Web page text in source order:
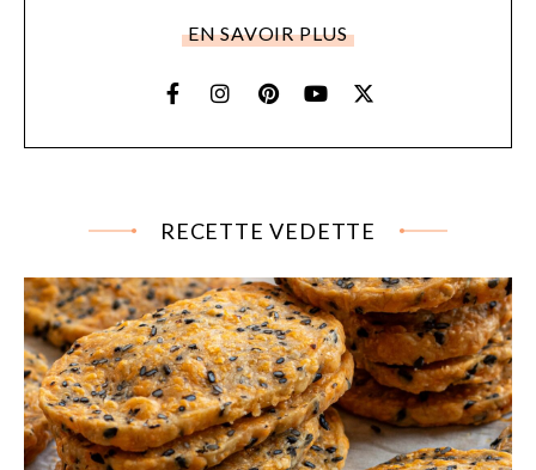
EN SAVOIR PLUS
RECETTE VEDETTE